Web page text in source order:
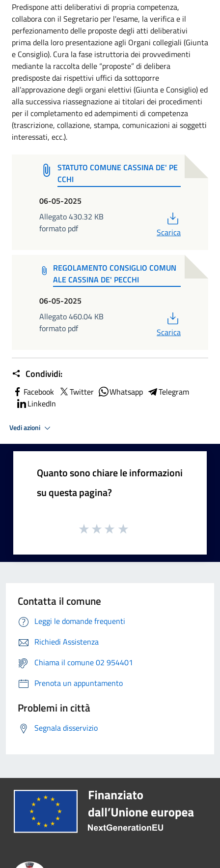
Predispone atti deliberativi di propria competenza,
collabora con il Segretario per l'esame, la verifica e il
perfezionamento delle proposte degli atti deliberativi
prima della loro presentazione agli Organi collegiali (Giunta
e Consiglio). Cura la fase istruttoria dei provvedimenti
mediante la raccolta delle “proposte” di delibera
predisposte dai rispettivi uffici da sottoporre
all’approvazione degli organi elettivi (Giunta e Consiglio) ed
alla successiva riassegnazione ai titolari dei procedimenti
per il completamento ed adempimenti di competenza
(trascrizione, collazione, stampa, comunicazioni ai soggetti
interessati, ecc.).
STATUTO COMUNE CASSINA DE' PE
CCHI
06-05-2025
Allegato 430.32 KB
formato pdf
Scarica
REGOLAMENTO CONSIGLIO COMUN
ALE CASSINA DE' PECCHI
06-05-2025
Allegato 460.04 KB
formato pdf
Scarica
Condividi:
Facebook Twitter Whatsapp
Telegram
LinkedIn
Vedi azioni
Quanto sono chiare le informazioni
su questa pagina?
Contatta il comune
Leggi le domande frequenti
Richiedi Assistenza
Chiama il comune 02 954401
Prenota un appuntamento
Problemi in città
Segnala disservizio